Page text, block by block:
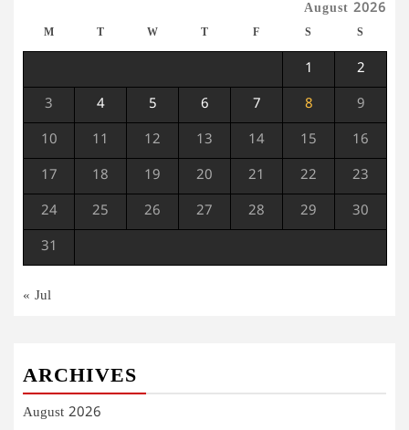
August 2026
M T W T F S S
1 2
3 4 5 6 7 8 9
10 11 12 13 14 15 16
17 18 19 20 21 22 23
24 25 26 27 28 29 30
31
« Jul
ARCHIVES
August 2026